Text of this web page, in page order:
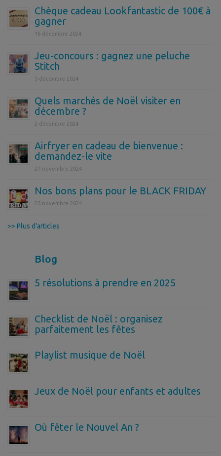
Chèque cadeau Lookfantastic de 100€ à
gagner
16 décembre 2024
Jeu-concours : gagnez une peluche
Stitch
5 décembre 2024
Quels marchés de Noël visiter en
décembre ?
2 décembre 2024
Airfryer en cadeau de bienvenue :
demandez-le vite
27 novembre 2024
Nos bons plans pour le BLACK FRIDAY
25 novembre 2024
>> Plus d'articles
Blog
5 résolutions à prendre en 2025
Checklist de Noël : organisez
parfaitement les fêtes
Playlist musique de Noël
Jeux de Noël pour enfants et adultes
Où fêter le Nouvel An ?